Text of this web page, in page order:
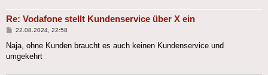
Re: Vodafone stellt Kundenservice über X ein
Beitrag
22.08.2024, 22:58
Naja, ohne Kunden braucht es auch keinen Kundenservice und
umgekehrt